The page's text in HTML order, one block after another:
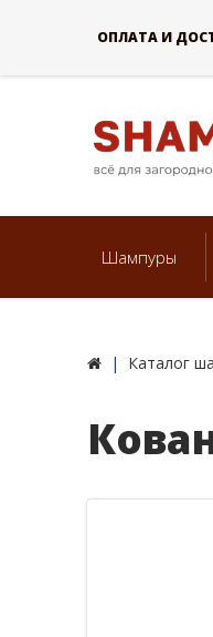
Шампуры
Каталог
ОПЛАТА И